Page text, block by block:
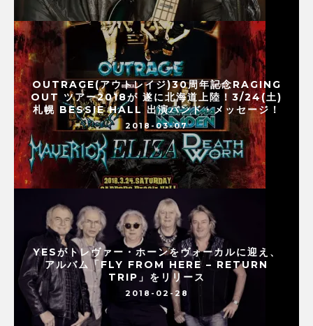
OUTRAGE(アウトレイジ)30周年記念RAGING
OUT ツアー2018が 遂に北海道上陸！3/24(土)
札幌 BESSIE HALL 出演バンド・メッセージ！
2018-03-07
YESがトレヴァー・ホーンをヴォーカルに迎え、
アルバム「FLY FROM HERE – RETURN
TRIP」をリリース
2018-02-28